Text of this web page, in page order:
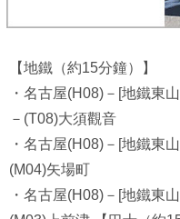
【地鐵（約15分鐘）】
・名古屋(H08)－[地鐵東
－(T08)大須觀音
・名古屋(H08)－[地鐵東
(M04)矢場町
・名古屋(H08)－[地鐵東